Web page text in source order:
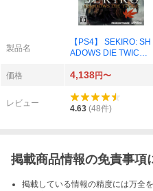
製品名
【PS4】 SEKIRO: SH
ADOWS DIE TWICE
EDITION]
価格
4,138円〜
レビュー
4.63 (48件)
掲載商品情報の免責事項
掲載している情報の精度には万全